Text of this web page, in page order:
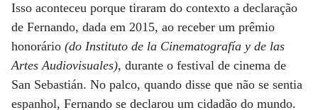
Isso aconteceu porque tiraram do contexto a declaração
de Fernando, dada em 2015, ao receber um prêmio
honorário (do Instituto de la Cinematografía y de las
Artes Audiovisuales), durante o festival de cinema de
San Sebastián. No palco, quando disse que não se sentia
espanhol, Fernando se declarou um cidadão do mundo.